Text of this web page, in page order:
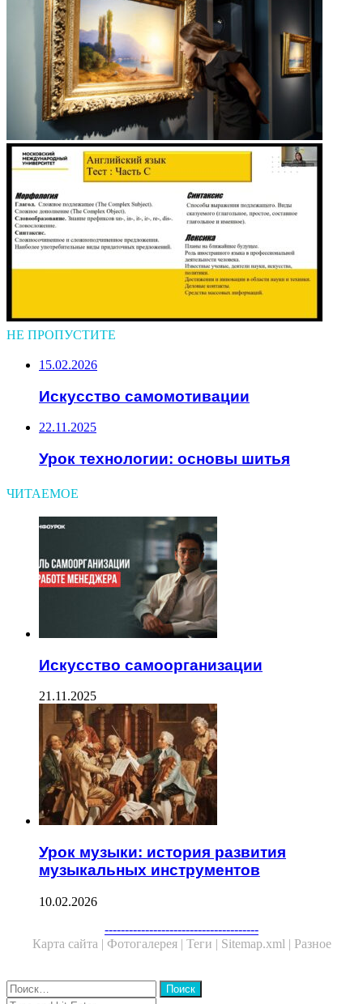
НЕ ПРОПУСТИТЕ
15.02.2026
Искусство самомотивации
22.11.2025
Урок технологии: основы шитья
ЧИТАЕМОЕ
Искусство самоорганизации
21.11.2025
Урок музыки: история развития
музыкальных инструментов
10.02.2026
--------------------------------------
Карта сайта | Фотогалерея | Теги | Sitemap.xml | Разное
Close
Найти: